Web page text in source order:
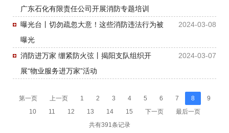
广东石化有限责任公司开展消防专题培训
2024-03-08
曝光台丨切勿疏忽大意！这些消防违法行为被
曝光
2024-03-07
消防进万家 绷紧防火弦丨揭阳支队组织开
展“物业服务进万家”活动
第一页 上一页 1 2 3 4 5 6 7 8
9
10
11 12 13 14 15 下一页
最后一页
共有391条记录